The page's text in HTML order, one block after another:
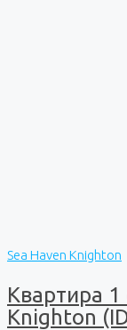
Sea Haven Knighton
Квартира
Knighton